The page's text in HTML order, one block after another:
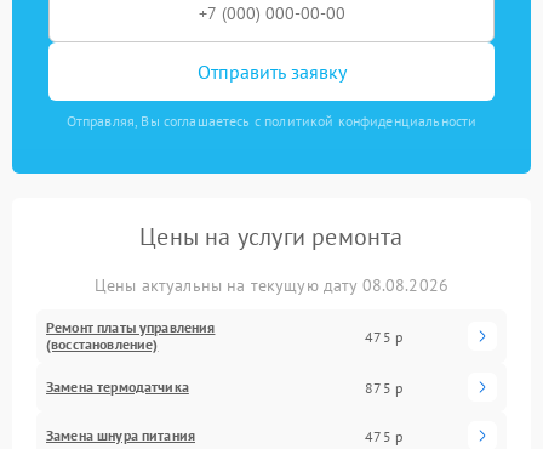
Отправить заявку
Отправляя, Вы соглашаетесь с политикой конфиденциальности
Цены на услуги ремонта
Цены актуальны на текущую дату 08.08.2026
Ремонт платы управления
(восстановление)
475 р
Замена термодатчика 875 р
Замена шнура питания 475 р